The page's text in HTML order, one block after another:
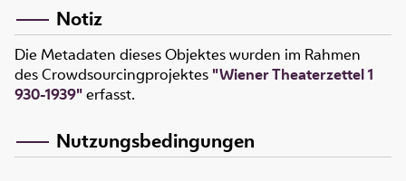
Notiz
Die Metadaten dieses Objektes wurden im Rahmen
des Crowdsourcingprojektes "Wiener Theaterzettel 1
930-1939"erfasst.
Nutzungsbedingungen